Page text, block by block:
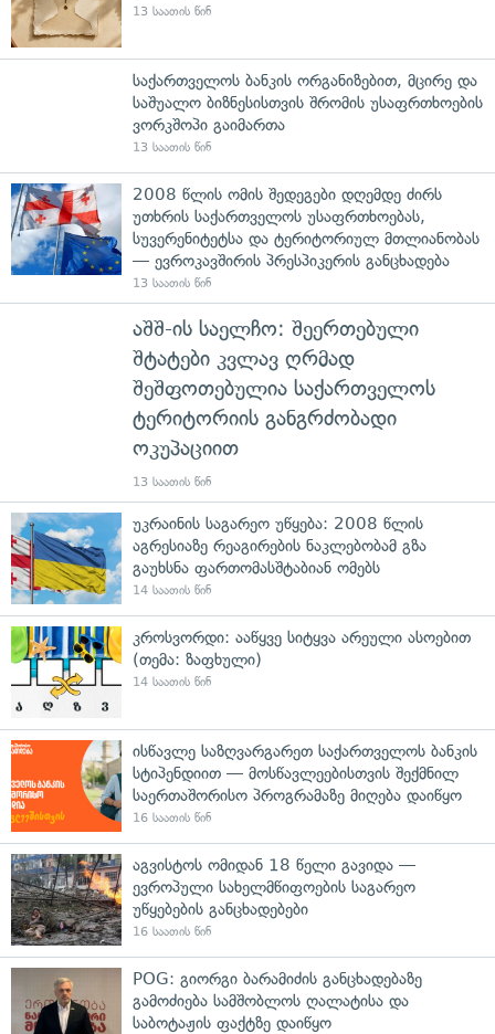
13 საათის წინ
საქართველოს ბანკის ორგანიზებით, მცირე და
საშუალო ბიზნესისთვის შრომის უსაფრთხოების
ვორკშოპი გაიმართა
13 საათის წინ
2008 წლის ომის შედეგები დღემდე ძირს
უთხრის საქართველოს უსაფრთხოებას,
სუვერენიტეტსა და ტერიტორიულ მთლიანობას
— ევროკავშირის პრესპიკერის განცხადება
13 საათის წინ
აშშ-ის საელჩო: შეერთებული
შტატები კვლავ ღრმად
შეშფოთებულია საქართველოს
ტერიტორიის განგრძობადი
ოკუპაციით
13 საათის წინ
უკრაინის საგარეო უწყება: 2008 წლის
აგრესიაზე რეაგირების ნაკლებობამ გზა
გაუხსნა ფართომასშტაბიან ომებს
14 საათის წინ
კროსვორდი: ააწყვე სიტყვა არეული ასოებით
(თემა: ზაფხული)
14 საათის წინ
ისწავლე საზღვარგარეთ საქართველოს ბანკის
სტიპენდიით — მოსწავლეებისთვის შექმნილ
საერთაშორისო პროგრამაზე მიღება დაიწყო
16 საათის წინ
აგვისტოს ომიდან 18 წელი გავიდა —
ევროპული სახელმწიფოების საგარეო
უწყებების განცხადებები
16 საათის წინ
POG: გიორგი ბარამიძის განცხადებაზე
გამოძიება სამშობლოს ღალატისა და
საბოტაჟის ფაქტზე დაიწყო